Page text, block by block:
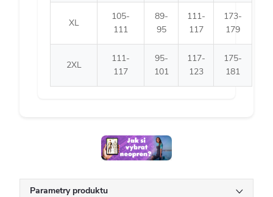
XL
105-
111
89-
95
111-
117
173-
179
2XL
111-
117
95-
101
117-
123
175-
181
Parametry produktu